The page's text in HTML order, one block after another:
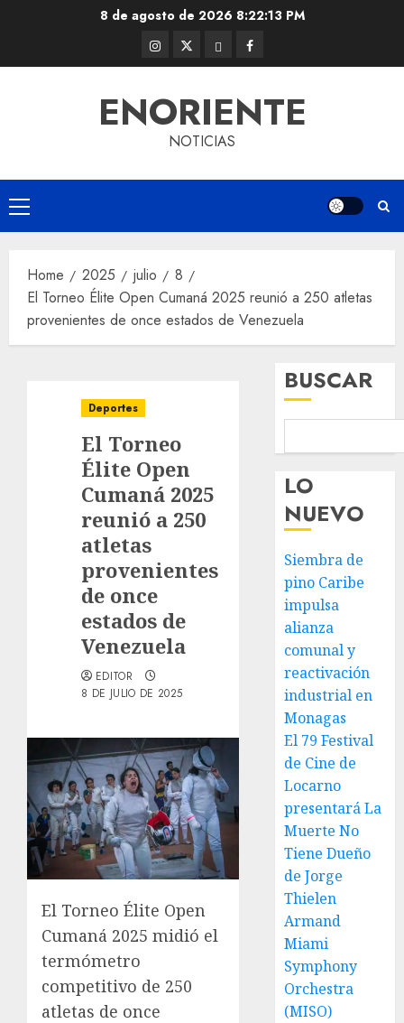
8 de agosto de 2026 8:22:13 PM
Instagram
@EnOriente
Twitter
(X)
ThreadsFacebook
ENORIENTE
NOTICIAS
Primary
Menu
Home 2025 julio
8
El Torneo Élite Open Cumaná 2025 reunió a 250 atletas
provenientes de once estados de Venezuela
Deportes
El Torneo
Élite Open
Cumaná 2025
reunió a 250
atletas
provenientes
de once
estados de
Venezuela
EDITOR
8 DE JULIO DE 2025
El Torneo Élite Open
Cumaná 2025 midió el
termómetro
competitivo de 250
atletas de once
BUSCAR
LO
NUEVO
Siembra de
pino Caribe
impulsa
alianza
comunal y
reactivación
industrial en
Monagas
El 79 Festival
de Cine de
Locarno
presentará La
Muerte No
Tiene Dueño
de Jorge
Thielen
Armand
Miami
Symphony
Orchestra
(MISO)